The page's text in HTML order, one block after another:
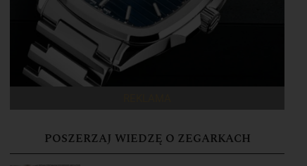
POSZERZAJ WIEDZĘ O ZEGARKACH